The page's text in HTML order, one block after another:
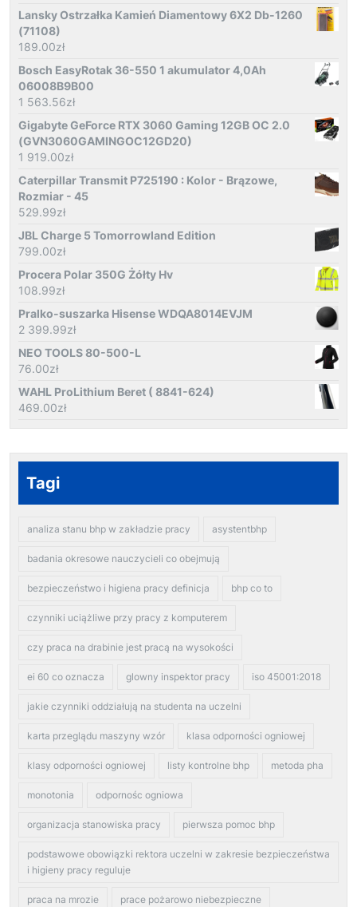
Lansky Ostrzałka Kamień Diamentowy 6X2 Db-1260
(71108)
189.00zł
Bosch EasyRotak 36-550 1 akumulator 4,0Ah
06008B9B00
1 563.56zł
Gigabyte GeForce RTX 3060 Gaming 12GB OC 2.0
(GVN3060GAMINGOC12GD20)
1 919.00zł
Caterpillar Transmit P725190 : Kolor - Brązowe,
Rozmiar - 45
529.99zł
JBL Charge 5 Tomorrowland Edition
799.00zł
Procera Polar 350G Żółty Hv
108.99zł
Pralko-suszarka Hisense WDQA8014EVJM
2 399.99zł
NEO TOOLS 80-500-L
76.00zł
WAHL ProLithium Beret ( 8841-624)
469.00zł
Tagi
analiza stanu bhp w zakładzie pracy asystentbhp
badania okresowe nauczycieli co obejmują
bezpieczeństwo i higiena pracy definicja bhp co to
czynniki uciążliwe przy pracy z komputerem
czy praca na drabinie jest pracą na wysokości
ei 60 co oznacza glowny inspektor pracy iso 45001:2018
jakie czynniki oddziałują na studenta na uczelni
karta przeglądu maszyny wzór klasa odporności ogniowej
klasy odporności ogniowej listy kontrolne bhp metoda pha
monotonia odpornośc ogniowa
organizacja stanowiska pracy pierwsza pomoc bhp
podstawowe obowiązki rektora uczelni w zakresie bezpieczeństwa
i higieny pracy reguluje
praca na mrozie prace pożarowo niebezpieczne